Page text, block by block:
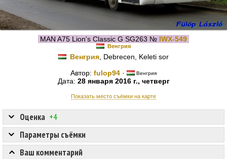
MAN A75 Lion's Classic G SG263 № IWX-549
Венгрия
Венгрия , Debrecen, Keleti sor
Автор: fulop94 · Венгрия
Дата: 28 января 2016 г., четверг
Показать место съёмки на карте
Оценка +4
Параметры съёмки
Ваш комментарий